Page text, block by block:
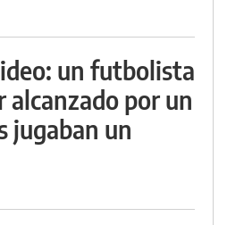
un futbolista
alcanzado por un
jugaban un